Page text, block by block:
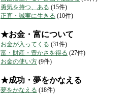
勇気を持つ、ある (15件)
正直・誠実に生きる (10件)
★お金・富について
お金が入ってくる (31件)
富・財産・豊かさを得る (27件)
お金の使い方 (9件)
★成功・夢をかなえる
夢をかなえる (18件)